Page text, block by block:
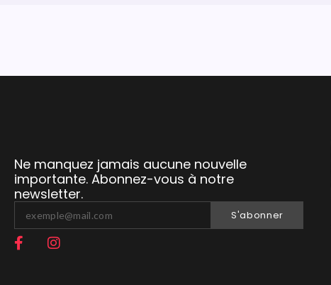
Ne manquez jamais aucune nouvelle
importante. Abonnez-vous à notre
newsletter.
S'abonner